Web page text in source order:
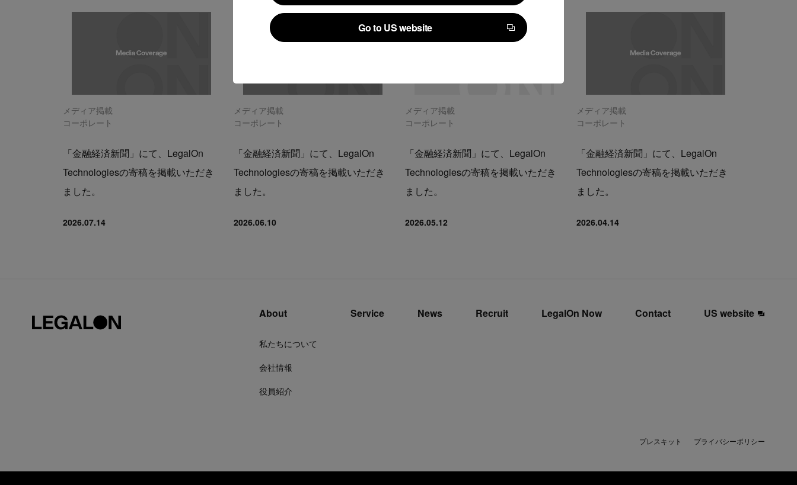
Continue to Japan corporate site
Go to US website
Go to US website
メディア掲載
コーポレート
「金融経済新聞」にて、LegalOn
Technologiesの寄稿を掲載いただき
ました。
2026.07.14
メディア掲載
コーポレート
「金融経済新聞」にて、LegalOn
Technologiesの寄稿を掲載いただき
ました。
2026.06.10
メディア掲載
コーポレート
「金融経済新聞」にて、LegalOn
Technologiesの寄稿を掲載いただき
ました。
2026.05.12
メディア掲載
コーポレート
「金融経済新聞」にて、LegalOn
Technologiesの寄稿を掲載いただき
ました。
2026.04.14
About
私たちについて
会社情報
役員紹介
Service News Recruit LegalOn Now Contact US website
プレスキット プライバシーポリシー